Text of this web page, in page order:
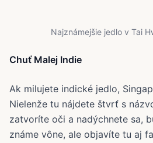
Najznámejšie jedlo v Tai
Chuť Malej Indie
Ak milujete indické jedlo,
Nielenže tu nájdete štvrť s
zatvoríte oči a nadýchnete sa,
známe vône, ale objavíte tu aj